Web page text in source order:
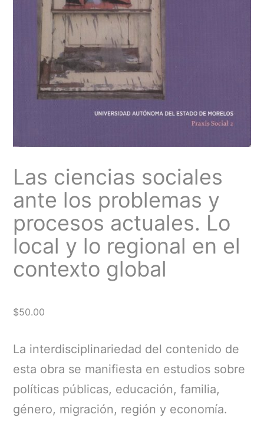
Las ciencias sociales
ante los problemas y
procesos actuales. Lo
local y lo regional en el
contexto global
$50.00
La interdisciplinariedad del contenido de
esta obra se manifiesta en estudios sobre
políticas públicas, educación, familia,
género, migración, región y economía.